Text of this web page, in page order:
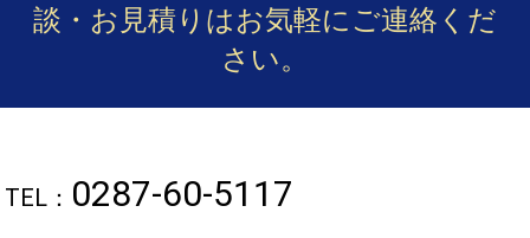
談・お見積りはお気軽にご連絡くだ
さい。
TEL： 0287-60-5117